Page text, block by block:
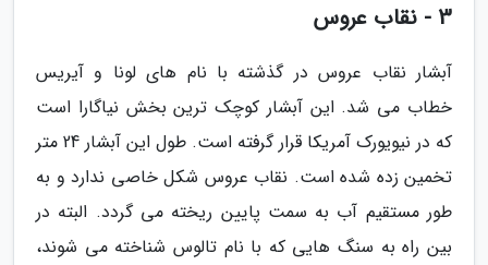
3 - نقاب عروس
آبشار نقاب عروس در گذشته با نام های لونا و آیریس
خطاب می شد. این آبشار کوچک ترین بخش نیاگارا است
که در نیویورک آمریکا قرار گرفته است. طول این آبشار 24 متر
تخمین زده شده است. نقاب عروس شکل خاصی ندارد و به
طور مستقیم آب به سمت پایین ریخته می گردد. البته در
بین راه به سنگ هایی که با نام تالوس شناخته می شوند،